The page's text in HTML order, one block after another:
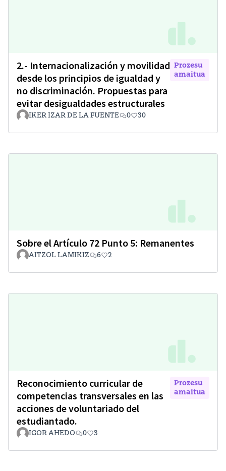
2.- Internacionalización y movilidad
desde los principios de igualdad y
no discriminación. Propuestas para
evitar desigualdades estructurales
Prozesu
amaitua
IKER IZAR DE LA FUENTE 0 30
Sobre el Artículo 72 Punto 5: Remanentes
AITZOL LAMIKIZ 6 2
Reconocimiento curricular de
competencias transversales en las
acciones de voluntariado del
estudiantado.
Prozesu
amaitua
IGOR AHEDO 0 3